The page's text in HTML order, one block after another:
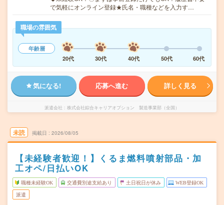
で気軽にオンライン登録★氏名・職種などを入力す…
職場の雰囲気
年齢層
20代
30代 40代 50代 60代
気になる! 応募へ進む 詳しく見る
派遣会社 株式会社綜合キャリアオプション 製造事業部（全国）
未読 掲載日 2026/08/05
【未経験者歓迎！】くるま燃料噴射部品・加
工オペ/日払いOK
職種未経験OK 交通費別途支給あり 土日祝日が休み WEB登録OK
派遣